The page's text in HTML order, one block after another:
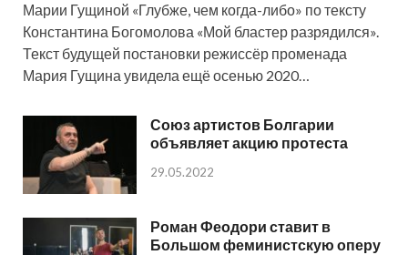
Марии Гущиной «Глубже, чем когда-либо» по тексту
Константина Богомолова «Мой бластер разрядился».
Текст будущей постановки режиссёр променада
Мария Гущина увидела ещё осенью 2020…
Союз артистов Болгарии
объявляет акцию протеста
29.05.2022
Роман Феодори ставит в
Большом феминистскую оперу